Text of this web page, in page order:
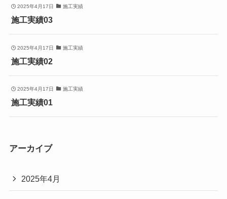
2025年4月17日 施工実績
施工実績03
2025年4月17日 施工実績
施工実績02
2025年4月17日 施工実績
施工実績01
アーカイブ
2025年4月